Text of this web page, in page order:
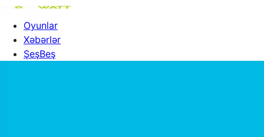
Oyunlar
Xəbərlər
ŞeşBeş